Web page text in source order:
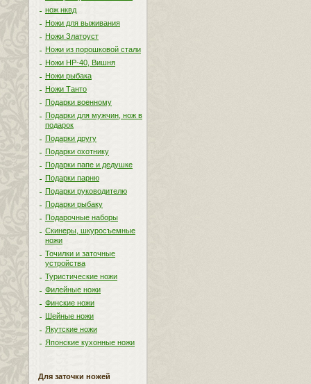
нож нквд
Ножи для выживания
Ножи Златоуст
Ножи из порошковой стали
Ножи НР-40, Вишня
Ножи рыбака
Ножи Танто
Подарки военному
Подарки для мужчин, нож в
подарок
Подарки другу
Подарки охотнику
Подарки папе и дедушке
Подарки парню
Подарки руководителю
Подарки рыбаку
Подарочные наборы
Скинеры, шкуросъемные
ножи
Точилки и заточные
устройства
Туристические ножи
Филейные ножи
Финские ножи
Шейные ножи
Якутские ножи
Японские кухонные ножи
Для заточки ножей